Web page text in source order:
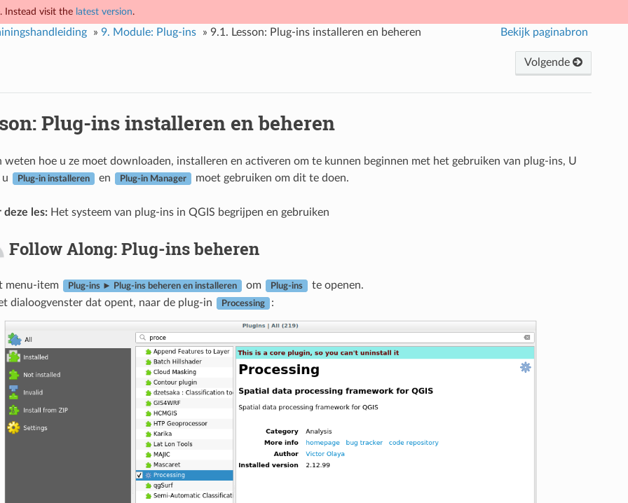
Instead visit the latest version.
» 9. Module: Plug-ins » 9.1. Lesson: Plug-ins installeren en beheren Bekijk paginabron
Volgende
Plug-ins installeren en beheren
weten hoe u ze moet downloaden, installeren en activeren om te kunnen beginnen met het gebruiken van plug-ins, U
Plug-in installeren en Plug-in Manager moet gebruiken om dit te doen.
deze les:Het systeem van plug-ins in QGIS begrijpen en gebruiken
Follow Along: Plug-ins beheren
menu-item Plug-ins ► Plug-ins beheren en installeren om Plug-ins
te openen.
dialoogvenster dat opent, naar de plug-in
Processing :